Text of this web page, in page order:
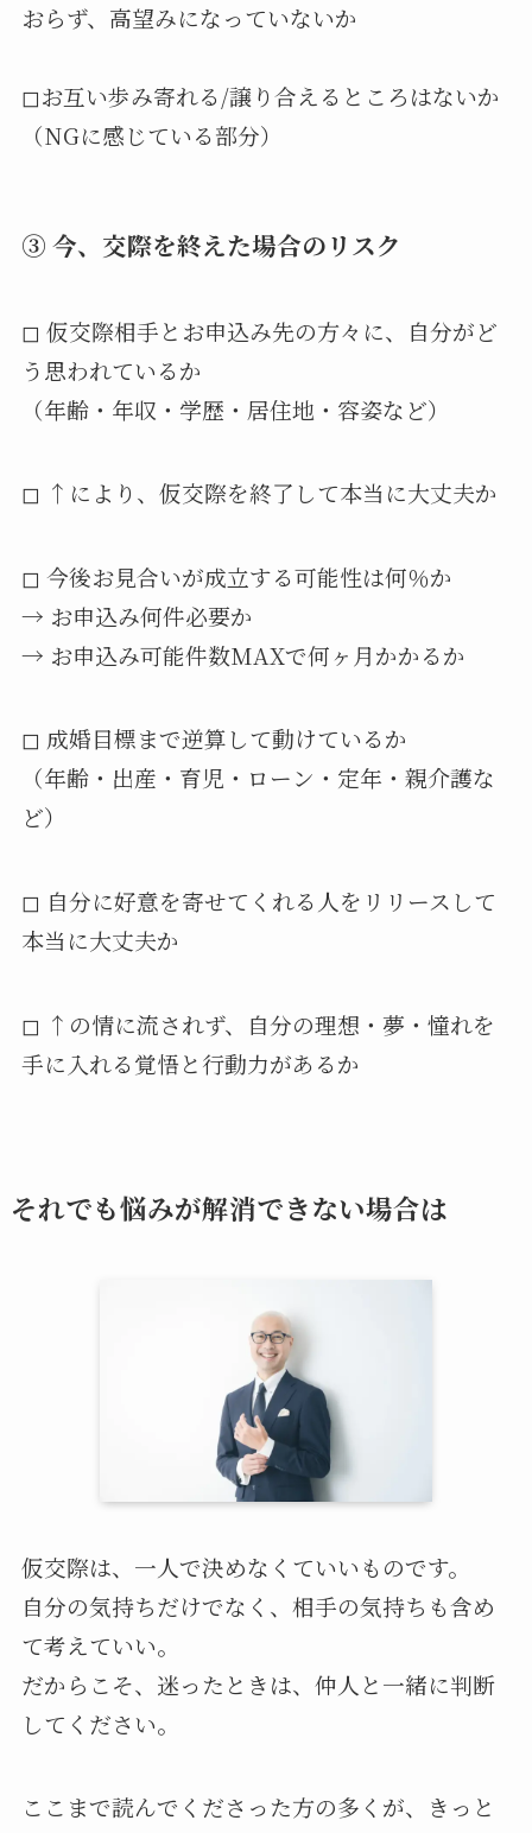
おらず、高望みになっていないか
◻︎お互い歩み寄れる/譲り合えるところはないか
（NGに感じている部分）
③ 今、交際を終えた場合のリスク
◻︎ 仮交際相手とお申込み先の方々に、自分がど
う思われているか
（年齢・年収・学歴・居住地・容姿など）
◻︎ ↑により、仮交際を終了して本当に大丈夫か
◻︎ 今後お見合いが成立する可能性は何％か
→ お申込み何件必要か
→ お申込み可能件数MAXで何ヶ月かかるか
◻︎ 成婚目標まで逆算して動けているか
（年齢・出産・育児・ローン・定年・親介護な
ど）
◻︎ 自分に好意を寄せてくれる人をリリースして
本当に大丈夫か
◻︎ ↑の情に流されず、自分の理想・夢・憧れを
手に入れる覚悟と行動力があるか
それでも悩みが解消できない場合は
仮交際は、一人で決めなくていいものです。
自分の気持ちだけでなく、相手の気持ちも含め
て考えていい。
だからこそ、迷ったときは、仲人と一緒に判断
してください。
ここまで読んでくださった方の多くが、きっと